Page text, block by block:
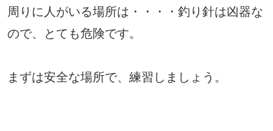
周りに人がいる場所は・・・・釣り針は凶器な
ので、とても危険です。
まずは安全な場所で、練習しましょう。